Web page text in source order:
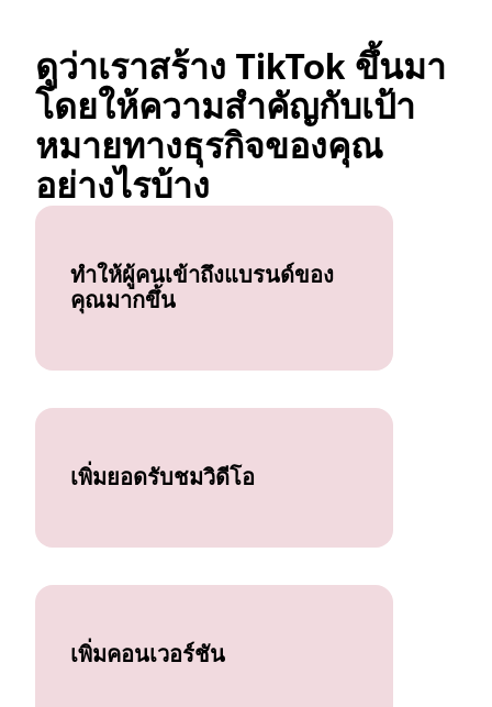
ดูว่าเราสร้าง TikTok ขึ้นมา
โดยให้ความสำคัญกับเป้า
หมายทางธุรกิจของคุณ
อย่างไรบ้าง
ทำให้ผู้คนเข้าถึงแบรนด์ของ
คุณมากขึ้น
เพิ่มยอดรับชมวิดีโอ
เพิ่มคอนเวอร์ชัน